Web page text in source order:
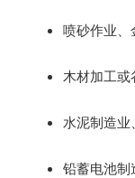
喷砂作业、
木材加工
水泥制造业
铅蓄电池制